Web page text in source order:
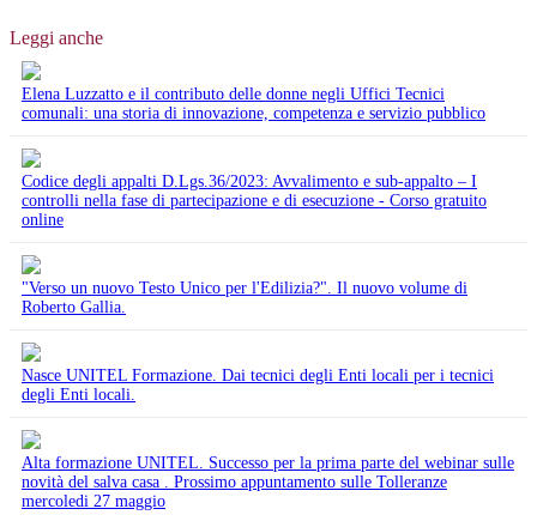
Leggi anche
Elena Luzzatto e il contributo delle donne negli Uffici Tecnici
comunali: una storia di innovazione, competenza e servizio pubblico
Codice degli appalti D.Lgs.36/2023: Avvalimento e sub-appalto – I
controlli nella fase di partecipazione e di esecuzione - Corso gratuito
online
"Verso un nuovo Testo Unico per l'Edilizia?". Il nuovo volume di
Roberto Gallia.
Nasce UNITEL Formazione. Dai tecnici degli Enti locali per i tecnici
degli Enti locali.
Alta formazione UNITEL. Successo per la prima parte del webinar sulle
novità del salva casa . Prossimo appuntamento sulle Tolleranze
mercoledi 27 maggio